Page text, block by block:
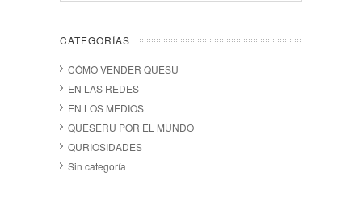
CATEGORÍAS
CÓMO VENDER QUESU
EN LAS REDES
EN LOS MEDIOS
QUESERU POR EL MUNDO
QURIOSIDADES
Sin categoría